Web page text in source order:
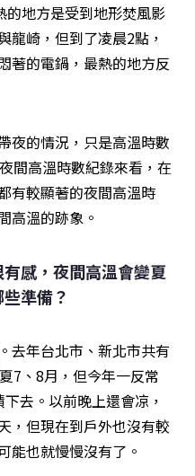
的地方是受到地形焚風影
龍崎，但到了凌晨2點，
著的電鍋，最熱的地方反
夜的情況，只是高溫時數
間高溫時數紀錄來看，在
有較顯著的夜間高溫時
高溫的跡象。
感，夜間高溫會變夏
準備？
去年台北市、新北市共有
7、8月，但今年一反常
去。以前晚上還會凉，
，但現在到戶外也沒有較
能也就慢慢沒有了。